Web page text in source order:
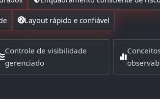
Layout rápido e confiável
Controle de visibilidade
gerenciado